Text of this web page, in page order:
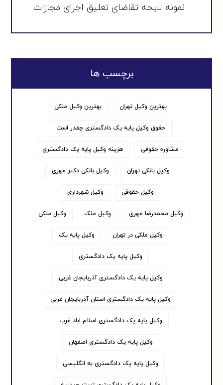
نمونه لایحه تقاضای تعلیق اجرای مجازات
برچسب ها
بهترین وکیل تهران بهترین وکیل ملکی
حقوق وکیل پایه یک دادگستری چقدر است
مشاوره حقوقی هزینه وکیل پایه یک دادگستری
وکیل بانکی تهران وکیل بانکی دکتر مهری
وکیل حقوقی وکیل شهرداری
وکیل محمدرضا مهری وکیل ملک وکیل ملکی
وکیل ملکی در تهران وکیل پایه یک
وکیل پایه یک دادگستری
وکیل پایه یک دادگستری آذربایجان غربی
وکیل پایه یک دادگستری استان آذربایجان غربی
وکیل پایه یک دادگستری اسلام اباد غرب
وکیل پایه یک دادگستری اصفهان
وکیل پایه یک دادگستری به انگلیسی